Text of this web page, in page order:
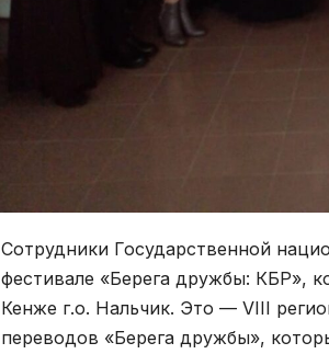
Сотрудники Государственной
фестивале «Берега дружбы: КБР»,
Кенже г.о. Нальчик. Это — VIII
переводов «Берега дружбы»,